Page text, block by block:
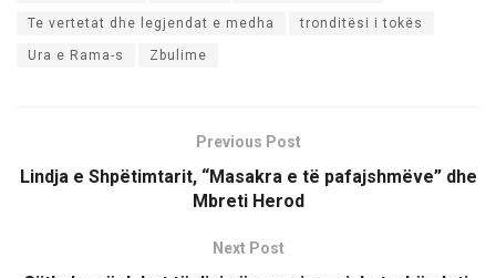
Te vertetat dhe legjendat e medha tronditësi i tokës
Ura e Rama-s Zbulime
Previous Post
Lindja e Shpëtimtarit, “Masakra e të pafajshmëve” dhe
Mbreti Herod
Next Post